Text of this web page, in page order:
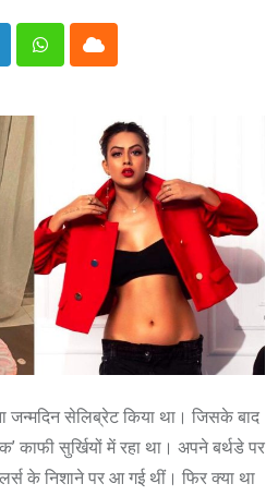
WhatsappCloud
जन्मदिन सेलिब्रेट किया था। जिसके बाद
काफी सुर्खियों में रहा था। अपने बर्थडे पर
के निशाने पर आ गई थीं। फिर क्या था